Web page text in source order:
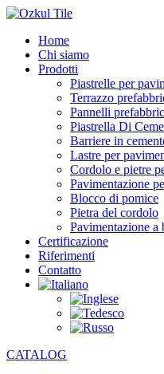
Home
Chi siamo
Prodotti
Piastrelle per
Terrazzo
Pannelli
Piastrella Di
Barriere in
Lastre per
Cordolo e pietre
Pavimentazione
Blocco di pomice
Pietra del cordolo
Pavimentazione a
Certificazione
Riferimenti
Contatto
CATALOG